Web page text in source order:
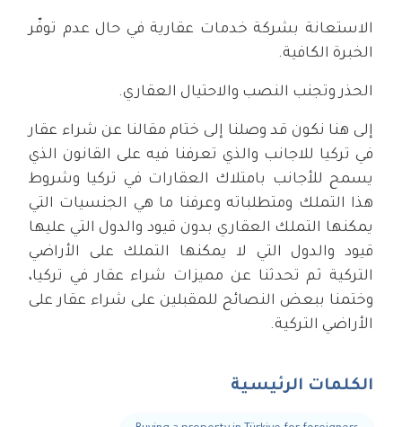
الاستعانة بشركة خدمات عقارية في حال عدم توفّر
الخبرة الكافية.
الحذر وتجنب النصب والاحتيال العقاري.
إلى هنا نكون قد وصلنا إلى ختام مقالنا عن شراء عقار
في تركيا للاجانب والذي تعرفنا فيه على القانون الذي
يسمح للأجانب بامتلاك العقارات في تركيا وشروط
هذا التملك ومتطلباته وعرفنا ما هي الجنسيات التي
يمكنها التملك العقاري بدون قيود والدول التي عليها
قيود والدول التي لا يمكنها التملك على الأراضي
التركية ثم تحدثنا عن مميزات شراء عقار في تركيا،
وختمنا ببعض النصائح للمقبلين على شراء عقار على
الأراضي التركية.
الكلمات الرئيسية